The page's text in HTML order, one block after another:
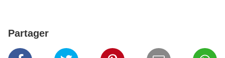
Partager